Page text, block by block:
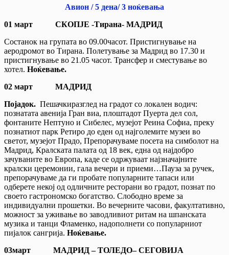
Авион / 5 дена/ 3 ноќевања
01 март
СКОПЈЕ -Тирана- МАДРИД
Состанок на групата во 09.00часот. Пристигнување на
аеродромот во Тирана. Полетување за Мадрид во 17.30 и
пристигнување во 21.05 часот. Трансфер и сместување во
хотел. Ноќевање.
02 март
МАДРИД
Појадок. Пешачкиразглед на градот со локален водич:
познатата авенија Гран виа, плоштадот Пуерта дел сол,
фонтаните Нептуно и Сибелес, музејот Реина Софиа, преку
познатиот парк Ретиро до еден од најголемите музеи во
светот, музејот Прадо, Препорачуваме посета на симболот на
Мадрид, Кралската палата од 18 век, една од најдобро
зачуваните во Европа, каде се одржуваат најзначајните
кралски церемонии, гала вечери и приеми…Пауза за ручек,
препорачуваме да ги пробате популарните тапаси или
одберете некој од одличните ресторани во градот, познат по
своето гастрономско богатство. Слободно време за
индивидуални прошетки. Во вечерните часови, факултативно,
можност за уживање во заводливиот ритам на шпанската
музика и танци Фламенко, надополнети со популарниот
пијалок сангрија. Ноќевање.
03март МАДРИД – ТОЛЕДО– СЕГОВИЈА